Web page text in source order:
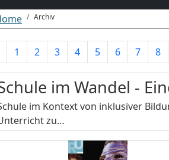
Archiv
1 2 3 4 5 6 7 8
im Wandel -
im Kontext von inklusiver
zu…